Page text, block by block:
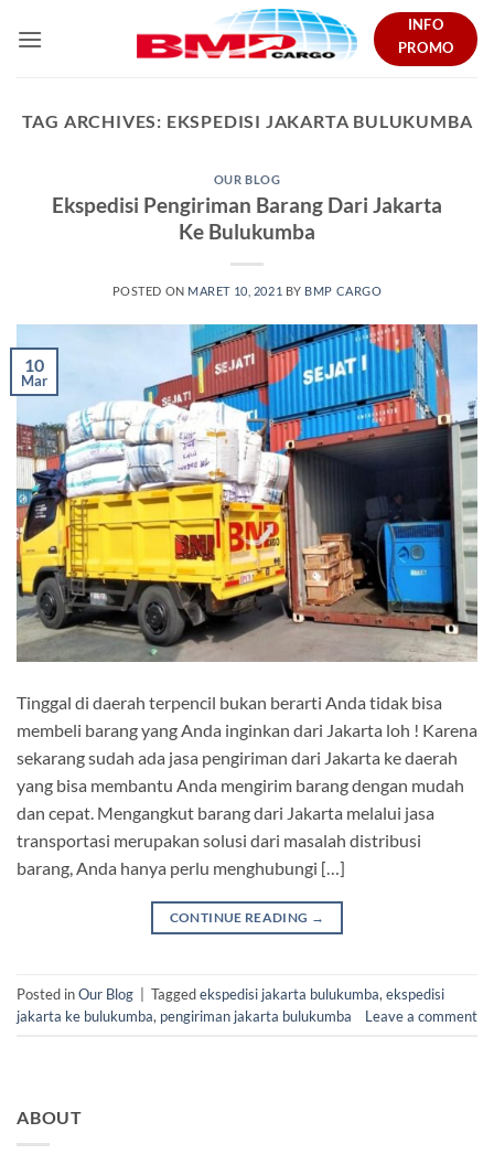
INFO
PROMO
TAG ARCHIVES: EKSPEDISI JAKARTA BULUKUMBA
OUR BLOG
Ekspedisi Pengiriman Barang Dari Jakarta
Ke Bulukumba
POSTED ON MARET 10, 2021 BY BMP CARGO
10
Mar
Tinggal di daerah terpencil bukan berarti Anda tidak bisa
membeli barang yang Anda inginkan dari Jakarta loh ! Karena
sekarang sudah ada jasa pengiriman dari Jakarta ke daerah
yang bisa membantu Anda mengirim barang dengan mudah
dan cepat. Mengangkut barang dari Jakarta melalui jasa
transportasi merupakan solusi dari masalah distribusi
barang, Anda hanya perlu menghubungi […]
CONTINUE READING →
Posted inOur Blog Taggedekspedisi jakarta bulukumba, ekspedisi
jakarta ke bulukumba, pengiriman jakarta bulukumba Leave a comment
ABOUT